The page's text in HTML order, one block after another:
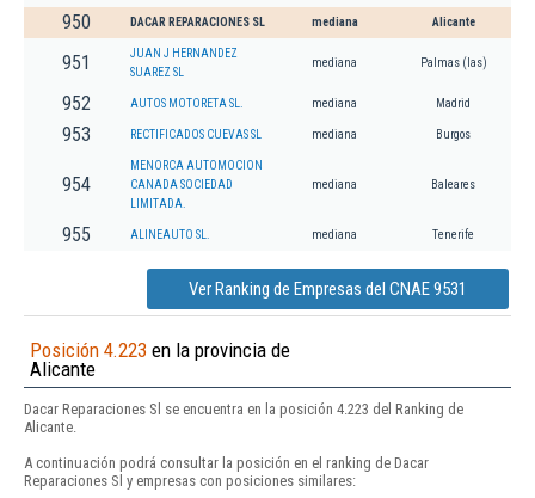
950 DACAR REPARACIONES SL mediana Alicante
951
JUAN J HERNANDEZ
SUAREZ SL
mediana Palmas (las)
952 AUTOS MOTORETA SL. mediana Madrid
953 RECTIFICADOS CUEVAS SL mediana Burgos
954
MENORCA AUTOMOCION
CANADA SOCIEDAD
LIMITADA.
mediana Baleares
955 ALINEAUTO SL. mediana Tenerife
Ver Ranking de Empresas del CNAE 9531
Posición 4.223 en la provincia de
Alicante
Dacar Reparaciones Sl se encuentra en la posición 4.223 del Ranking de
Alicante.
A continuación podrá consultar la posición en el ranking de Dacar
Reparaciones Sl y empresas con posiciones similares: